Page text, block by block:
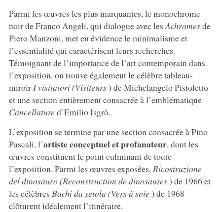
Parmi les œuvres les plus marquantes, le monochrome
noir de Franco Angeli, qui dialogue avec les Achromesde
Piero Manzoni, met en évidence le minimalisme et
l’essentialité qui caractérisent leurs recherches.
Témoignant de l’importance de l’art contemporain dans
l’exposition, on trouve également le célèbre tableau-
miroir I visitatori (Visiteurs) de Michelangelo Pistoletto
et une section entièrement consacrée à l’emblématique
Cancellatured’Emilio Isgrò.
L’exposition se termine par une section consacrée à Pino
Pascali, l’artiste conceptuel et profanateur, dont les
œuvres constituent le point culminant de toute
l’exposition. Parmi les œuvres exposées, Ricostruzione
del dinosauro (Reconstruction de dinosaures) de 1966 et
les célèbres Bachi da setola (Vers à soie) de 1968
clôturent idéalement l’itinéraire.